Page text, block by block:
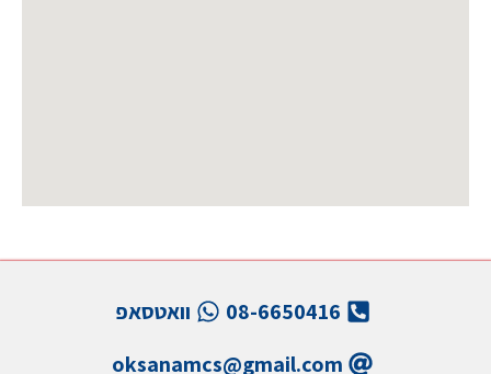
08-6650416
וואטסאפ
oksanamcs@gmail.com